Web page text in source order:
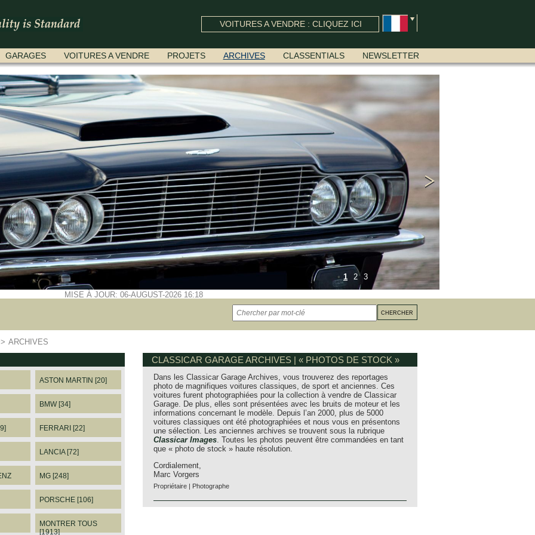
VOITURES A VENDRE : CLIQUEZ ICI
GARAGES VOITURES A VENDRE PROJETS ARCHIVES CLASSENTIALS NEWSLETTER
1 2 3
MISE À JOUR: 06-AUGUST-2026 16:18
ARCHIVES
ASTON MARTIN [20]
BMW [34]
FERRARI [22]
LANCIA [72]
MG [248]
PORSCHE [106]
MONTRER TOUS
[1913]
CLASSICAR GARAGE ARCHIVES | « PHOTOS DE STOCK »
Dans les Classicar Garage Archives, vous trouverez des reportages
photo de magnifiques voitures classiques, de sport et anciennes. Ces
voitures furent photographiées pour la collection à vendre de Classicar
Garage. De plus, elles sont présentées avec les bruits de moteur et les
informations concernant le modèle. Depuis l’an 2000, plus de 5000
voitures classiques ont été photographiées et nous vous en présentons
une sélection. Les anciennes archives se trouvent sous la rubrique
Classicar Images. Toutes les photos peuvent être commandées en tant
que « photo de stock » haute résolution.
Cordialement,
Marc Vorgers
Propriétaire | Photographe